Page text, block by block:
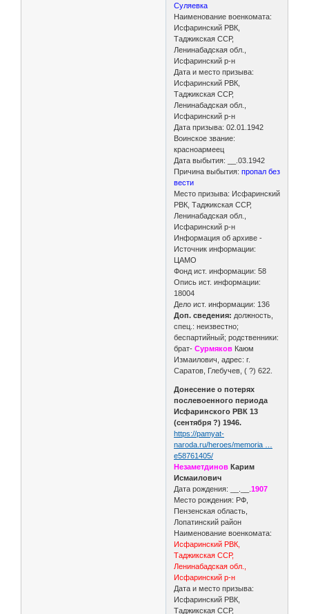
Суляевка
Наименование военкомата:
Исфаринский РВК,
Таджикская ССР,
Ленинабадская обл.,
Исфаринский р-н
Дата и место призыва:
Исфаринский РВК,
Таджикская ССР,
Ленинабадская обл.,
Исфаринский р-н
Дата призыва: 02.01.1942
Воинское звание:
красноармеец
Дата выбытия: __.03.1942
Причина выбытия:пропал без
вести
Место призыва: Исфаринский
РВК, Таджикская ССР,
Ленинабадская обл.,
Исфаринский р-н
Информация об архиве -
Источник информации:
ЦАМО
Фонд ист. информации: 58
Опись ист. информации:
18004
Дело ист. информации: 136
Доп. сведения: должность,
спец.: неизвестно;
беспартийный; родственники:
брат-Сурмяков Каюм
Измаилович, адрес: г.
Саратов, Глебучев, ( ?) 622.
Донесение о потерях
послевоенного периода
Исфаринского РВК 13
(сентября ?) 1946.
https://pamyat-
naroda.ru/heroes/memoria …
e58761405/
Незаметдинов Карим
Исмаилович
Дата рождения: __.__.1907
Место рождения: РФ,
Пензенская область,
Лопатинский район
Наименование военкомата:
Исфаринский РВК,
Таджикская ССР,
Ленинабадская обл.,
Исфаринский р-н
Дата и место призыва:
Исфаринский РВК,
Таджикская ССР,